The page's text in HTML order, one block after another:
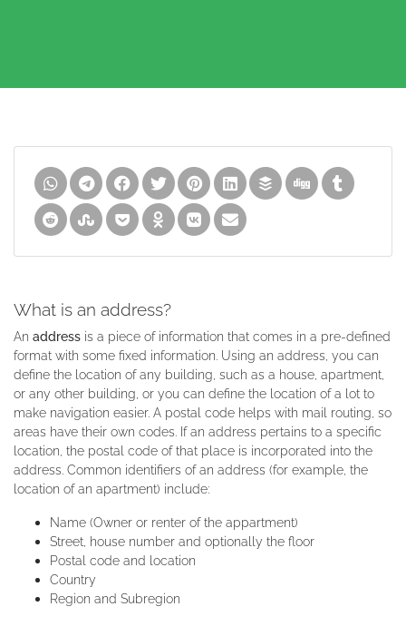
What is an address?
An address is a piece of information that comes in a pre-defined
format with some fixed information. Using an address, you can
define the location of any building, such as a house, apartment,
or any other building, or you can define the location of a lot to
make navigation easier. A postal code helps with mail routing, so
areas have their own codes. If an address pertains to a specific
location, the postal code of that place is incorporated into the
address. Common identifiers of an address (for example, the
location of an apartment) include:
Name (Owner or renter of the appartment)
Street, house number and optionally the floor
Postal code and location
Country
Region and Subregion